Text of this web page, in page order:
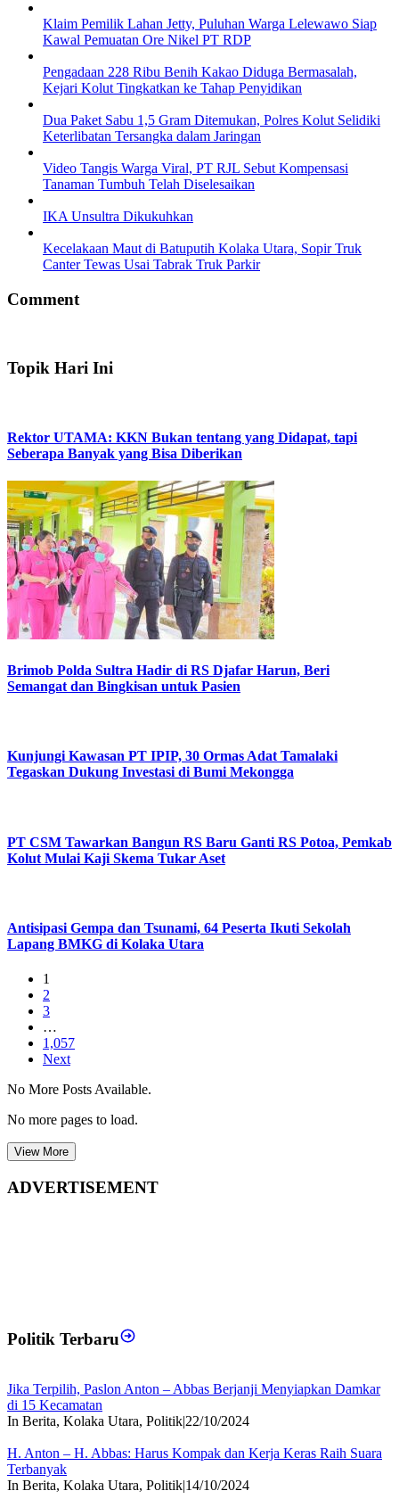
Klaim Pemilik Lahan Jetty, Puluhan Warga Lelewawo Siap
Kawal Pemuatan Ore Nikel PT RDP
Pengadaan 228 Ribu Benih Kakao Diduga Bermasalah,
Kejari Kolut Tingkatkan ke Tahap Penyidikan
Dua Paket Sabu 1,5 Gram Ditemukan, Polres Kolut Selidiki
Keterlibatan Tersangka dalam Jaringan
Video Tangis Warga Viral, PT RJL Sebut Kompensasi
Tanaman Tumbuh Telah Diselesaikan
IKA Unsultra Dikukuhkan
Kecelakaan Maut di Batuputih Kolaka Utara, Sopir Truk
Canter Tewas Usai Tabrak Truk Parkir
Comment
Topik Hari Ini
Rektor UTAMA: KKN Bukan tentang yang Didapat, tapi
Seberapa Banyak yang Bisa Diberikan
Brimob Polda Sultra Hadir di RS Djafar Harun, Beri
Semangat dan Bingkisan untuk Pasien
Kunjungi Kawasan PT IPIP, 30 Ormas Adat Tamalaki
Tegaskan Dukung Investasi di Bumi Mekongga
PT CSM Tawarkan Bangun RS Baru Ganti RS Potoa, Pemkab
Kolut Mulai Kaji Skema Tukar Aset
Antisipasi Gempa dan Tsunami, 64 Peserta Ikuti Sekolah
Lapang BMKG di Kolaka Utara
1
2
3
…
1,057
Next
No More Posts Available.
No more pages to load.
View More
ADVERTISEMENT
Politik Terbaru
Jika Terpilih, Paslon Anton – Abbas Berjanji Menyiapkan Damkar
di 15 Kecamatan
In Berita, Kolaka Utara, Politik|22/10/2024
H. Anton – H. Abbas: Harus Kompak dan Kerja Keras Raih Suara
Terbanyak
In Berita, Kolaka Utara, Politik|14/10/2024